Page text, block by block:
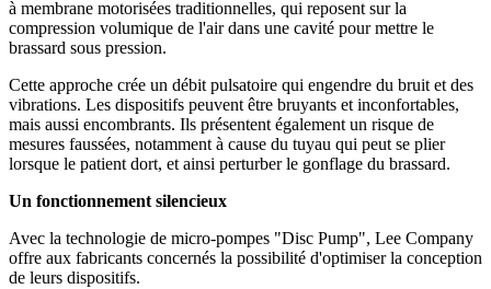
à membrane motorisées traditionnelles, qui reposent sur la
compression volumique de l'air dans une cavité pour mettre le
brassard sous pression.
Cette approche crée un débit pulsatoire qui engendre du bruit et des
vibrations. Les dispositifs peuvent être bruyants et inconfortables,
mais aussi encombrants. Ils présentent également un risque de
mesures faussées, notamment à cause du tuyau qui peut se plier
lorsque le patient dort, et ainsi perturber le gonflage du brassard.
Un fonctionnement silencieux
Avec la technologie de micro-pompes "Disc Pump", Lee Company
offre aux fabricants concernés la possibilité d'optimiser la conception
de leurs dispositifs.